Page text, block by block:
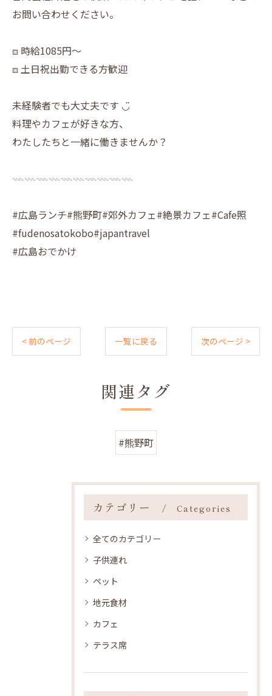
お問い合わせください。
⧈ 時給1085円〜
⧈ 土日祝出勤できる方歓迎
未経験者でも大丈夫です ◡̈
料理やカフェが好きな方、
わたしたちと一緒に働きませんか？
𓇠𓇠𓇠𓇠𓇠𓇠𓇠𓇠𓇠𓇠
#広島ランチ#熊野町#郊外カフェ#絶景カフェ#Cafe照
#fudenosatokobo#japantravel
#広島おでかけ
< 前のページ 一覧に戻る 次のページ >
関連タグ
#熊野町
カテゴリー Categories
全てのカテゴリー
子供連れ
ペット
地元食材
カフェ
テラス席